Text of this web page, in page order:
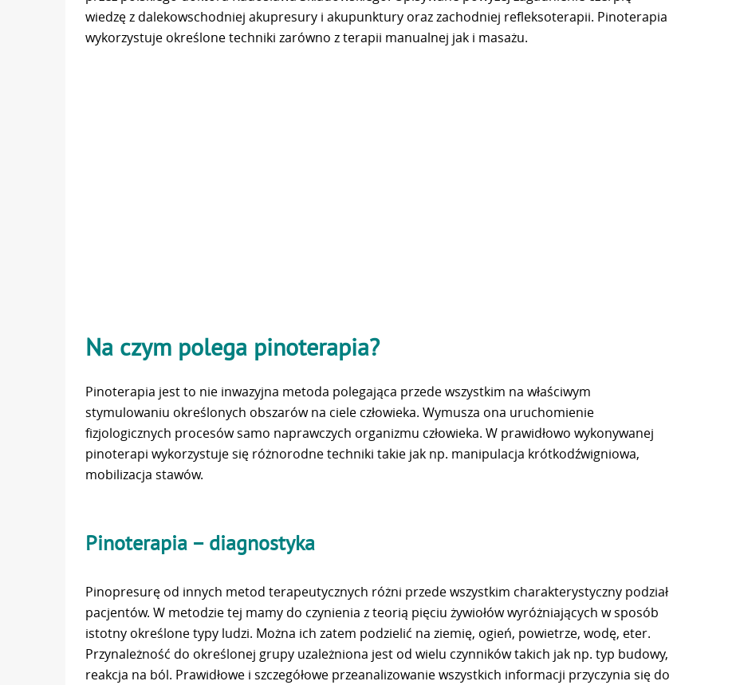
wiedzę z dalekowschodniej akupresury i akupunktury oraz zachodniej refleksoterapii. Pinoterapia
wykorzystuje określone techniki zarówno z terapii manualnej jak i masażu.
Na czym polega pinoterapia?
Pinoterapia jest to nie inwazyjna metoda polegająca przede wszystkim na właściwym
stymulowaniu określonych obszarów na ciele człowieka. Wymusza ona uruchomienie
fizjologicznych procesów samo naprawczych organizmu człowieka. W prawidłowo wykonywanej
pinoterapi wykorzystuje się różnorodne techniki takie jak np. manipulacja krótkodźwigniowa,
mobilizacja stawów.
Pinoterapia – diagnostyka
Pinopresurę od innych metod terapeutycznych różni przede wszystkim charakterystyczny podział
pacjentów. W metodzie tej mamy do czynienia z teorią pięciu żywiołów wyróżniających w sposób
istotny określone typy ludzi. Można ich zatem podzielić na ziemię, ogień, powietrze, wodę, eter.
Przynależność do określonej grupy uzależniona jest od wielu czynników takich jak np. typ budowy,
reakcja na ból. Prawidłowe i szczegółowe przeanalizowanie wszystkich informacji przyczynia się do